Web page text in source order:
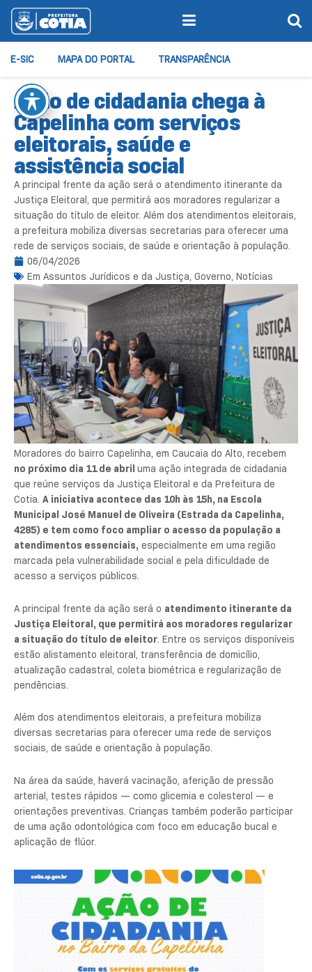
E-SIC MAPA DO PORTAL TRANSPARÊNCIA
Ação de cidadania chega à
Capelinha com serviços
eleitorais, saúde e
assistência social
A principal frente da ação será o atendimento itinerante da
Justiça Eleitoral, que permitirá aos moradores regularizar a
situação do título de eleitor. Além dos atendimentos eleitorais,
a prefeitura mobiliza diversas secretarias para oferecer uma
rede de serviços sociais, de saúde e orientação à população.
06/04/2026
Em Assuntos Jurídicos e da Justiça, Governo, Notícias
Moradores do bairro Capelinha, em Caucaia do Alto, recebem
no próximo dia 11 de abril uma ação integrada de cidadania
que reúne serviços da Justiça Eleitoral e da Prefeitura de
Cotia. A iniciativa acontece das 10h às 15h, na Escola
Municipal José Manuel de Oliveira (Estrada da Capelinha,
4285) e tem como foco ampliar o acesso da população a
atendimentos essenciais, especialmente em uma região
marcada pela vulnerabilidade social e pela dificuldade de
acesso a serviços públicos.
A principal frente da ação será o atendimento itinerante da
Justiça Eleitoral, que permitirá aos moradores regularizar
a situação do título de eleitor. Entre os serviços disponíveis
estão alistamento eleitoral, transferência de domicílio,
atualização cadastral, coleta biométrica e regularização de
pendências.
Além dos atendimentos eleitorais, a prefeitura mobiliza
diversas secretarias para oferecer uma rede de serviços
sociais, de saúde e orientação à população.
Na área da saúde, haverá vacinação, aferição de pressão
arterial, testes rápidos — como glicemia e colesterol — e
orientações preventivas. Crianças também poderão participar
de uma ação odontológica com foco em educação bucal e
aplicação de flúor.